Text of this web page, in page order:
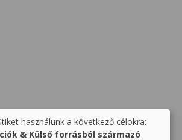
használunk a következő célokra:
& Külső forrásból származó